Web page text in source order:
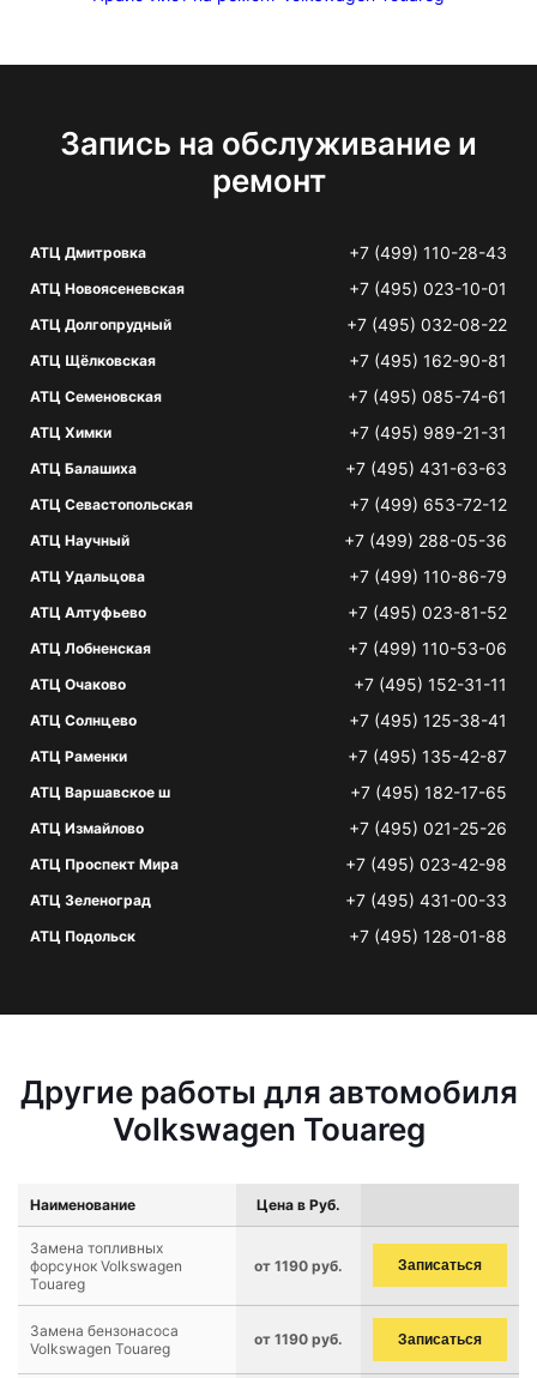
Запись на обслуживание и
ремонт
АТЦ Дмитровка +7 (499) 110-28-43
АТЦ Новоясеневская +7 (495) 023-10-01
АТЦ Долгопрудный +7 (495) 032-08-22
АТЦ Щёлковская +7 (495) 162-90-81
АТЦ Семеновская +7 (495) 085-74-61
АТЦ Химки +7 (495) 989-21-31
АТЦ Балашиха +7 (495) 431-63-63
АТЦ Севастопольская +7 (499) 653-72-12
АТЦ Научный +7 (499) 288-05-36
АТЦ Удальцова +7 (499) 110-86-79
АТЦ Алтуфьево +7 (495) 023-81-52
АТЦ Лобненская +7 (499) 110-53-06
АТЦ Очаково +7 (495) 152-31-11
АТЦ Солнцево +7 (495) 125-38-41
АТЦ Раменки +7 (495) 135-42-87
АТЦ Варшавское ш +7 (495) 182-17-65
АТЦ Измайлово +7 (495) 021-25-26
АТЦ Проспект Мира +7 (495) 023-42-98
АТЦ Зеленоград +7 (495) 431-00-33
АТЦ Подольск +7 (495) 128-01-88
Другие работы для автомобиля
Volkswagen Touareg
Наименование Цена в Руб.
Замена топливных
форсунок Volkswagen
Touareg
от 1190 руб. Записаться
Замена бензонасоса
Volkswagen Touareg
от 1190 руб. Записаться